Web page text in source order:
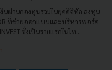
งินผ่านกองทุนรวมในยุคดิจิทัล ลงทุน
ที่ช่วยออกแบบและบริหารพอร์ต
ซึ่งเป็นรายแรกในไท...